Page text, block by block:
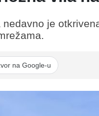
je
na Google-u